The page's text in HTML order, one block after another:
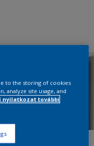
to the storing of cookies
analyze site usage, and
nyilatkozat további